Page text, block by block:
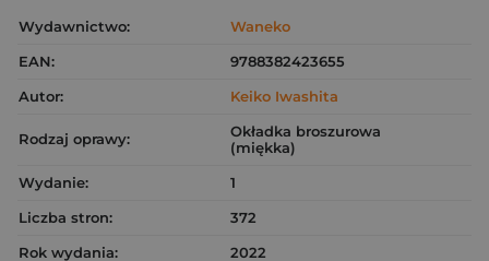
Wydawnictwo:
Waneko
EAN:
9788382423655
Autor:
Keiko Iwashita
Rodzaj oprawy:
Okładka broszurowa
(miękka)
Wydanie:
1
Liczba stron:
372
Rok wydania:
2022